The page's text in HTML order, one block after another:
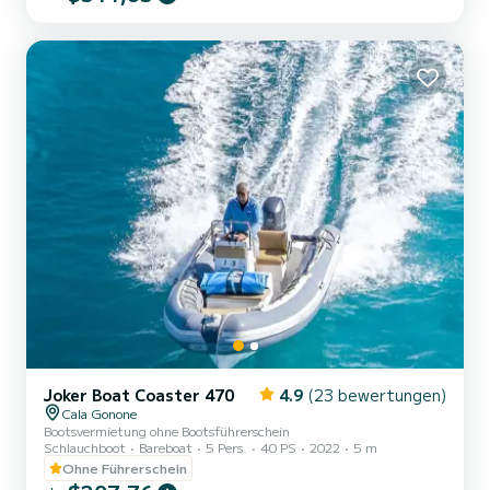
SICHERHEITSGRÜNDEN SIND MINDESTENS 2 PERSONEN AN
BORD ERFORDERLICH! Es ist mit Sonnensegel, Sonnendeck am
Bug mit Polsterung ausgesta...
Joker Boat Coaster 470 4.9 (23 bewertungen)
Cala Gonone
Bootsvermietung ohne Bootsführerschein
Schlauchboot
Bareboat 5 Pers. 40 PS 2022
5 m
Ohne Führerschein